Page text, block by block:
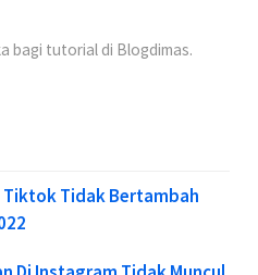
bagi tutorial di Blogdimas.
Tiktok Tidak Bertambah